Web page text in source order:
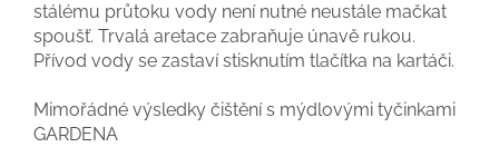
stálému průtoku vody není nutné neustále mačkat
spoušť. Trvalá aretace zabraňuje únavě rukou.
Přívod vody se zastaví stisknutím tlačítka na kartáči.
Mimořádné výsledky čištění s mýdlovými tyčinkami
GARDENA